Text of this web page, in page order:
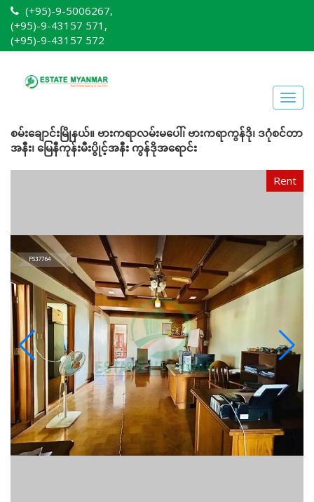
(+95)-9-5006267,
(+95)-9-43157 571,
(+95)-9-43157 572
စမ်းချောင်းမြိုနယ်။ ဗားကရာလမ်းမပေါ်၊ ဗားကရာကွန်ဒို၊ ဒဂုံစင်တာ
အနီး၊ မြေနီကုန်းမီးပွိုင့်အနီး ကွန်ဒိုအရောင်း
Rent